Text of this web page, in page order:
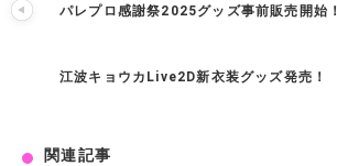
パレプロ感謝祭2025グッズ事前販売開始！
江波キョウカLive2D新衣装グッズ発売！
関連記事